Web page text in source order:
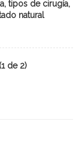
tipos de cirugía,
natural
de 2)